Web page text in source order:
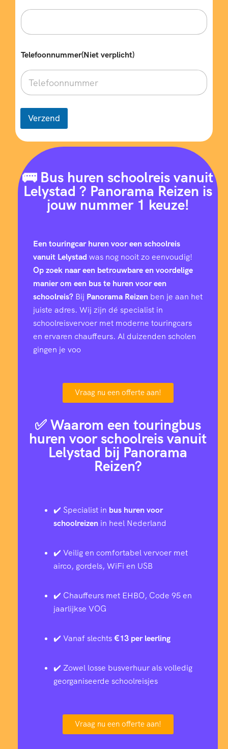
Telefoonnummer(Niet verplicht)
Verzend
🚌 Bus huren schoolreis vanuit
Lelystad ? Panorama Reizen is
jouw nummer 1 keuze!
Een touringcar huren voor een schoolreis
vanuit Lelystad was nog nooit zo eenvoudig!
Op zoek naar een betrouwbare en voordelige
manier om een bus te huren voor een
schoolreis? Bij Panorama Reizen ben je aan het
juiste adres. Wij zijn dé specialist in
schoolreisvervoer met moderne touringcars
en ervaren chauffeurs. Al duizenden scholen
gingen je voo
Vraag nu een offerte aan!
✅ Waarom een touringbus
huren voor schoolreis vanuit
Lelystad bij Panorama
Reizen?
✔️ Specialist in bus huren voor
schoolreizen in heel Nederland
✔️ Veilig en comfortabel vervoer met
airco, gordels, WiFi en USB
✔️ Chauffeurs met EHBO, Code 95 en
jaarlijkse VOG
✔️ Vanaf slechts€13 per leerling
✔️ Zowel losse busverhuur als volledig
georganiseerde schoolreisjes
Vraag nu een offerte aan!